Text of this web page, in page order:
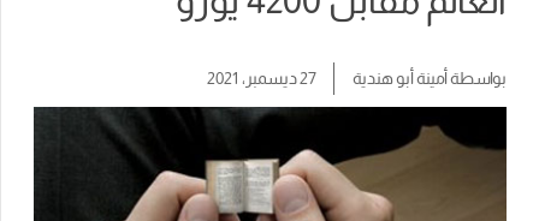
بواسطةأمينة أبو هندية 27 ديسمبر، 2021